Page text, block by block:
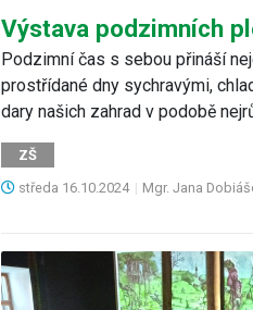
Výstava podzimních
Podzimní čas s sebou přináší
prostřídané dny sychravými,
dary našich zahrad v podobě
ZŠ
středa 16.10.2024 | Mgr. Jana